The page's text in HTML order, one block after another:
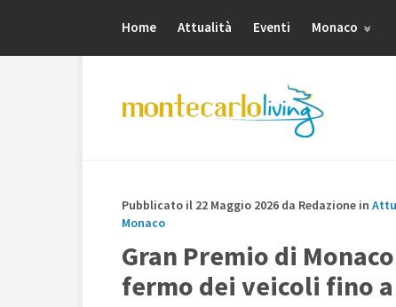
Home Attualità Eventi Monaco
Pubblicato il 22 Maggio 2026 da Redazione in
Monaco
Gran Premio di
fermo dei veicoli fino